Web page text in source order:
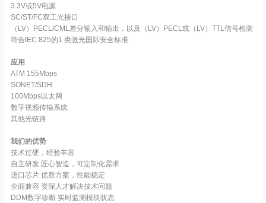
3.3V或5V电源
SC/ST/FC双工光接口
（LV）PECL/CML差分输入和输出，以及（LV）PECL或（LV）TTL信号检测
符合IEC 825的1 类激光国际安全标准
应用
ATM 155Mbps
SONET/SDH
100Mbps以太网
数字视频传输系统
其他光链路
我们的优势
技术过硬，经验丰富
自主研发 匠心智造，可定制化需求
进口芯片 优质方案，性能稳定
全面兼容 资深人才解决技术问题
DDM数字诊断 实时监测模块状态